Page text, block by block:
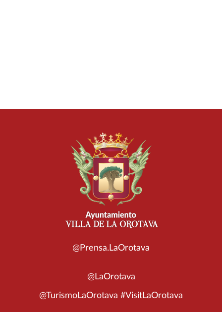
@Prensa.LaOrotava
@LaOrotava
@TurismoLaOrotava #VisitLaOrotava